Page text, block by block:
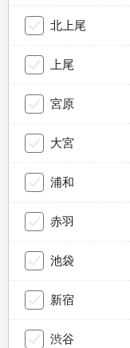
北上尾
上尾
宮原
大宮
浦和
赤羽
池袋
新宿
渋谷